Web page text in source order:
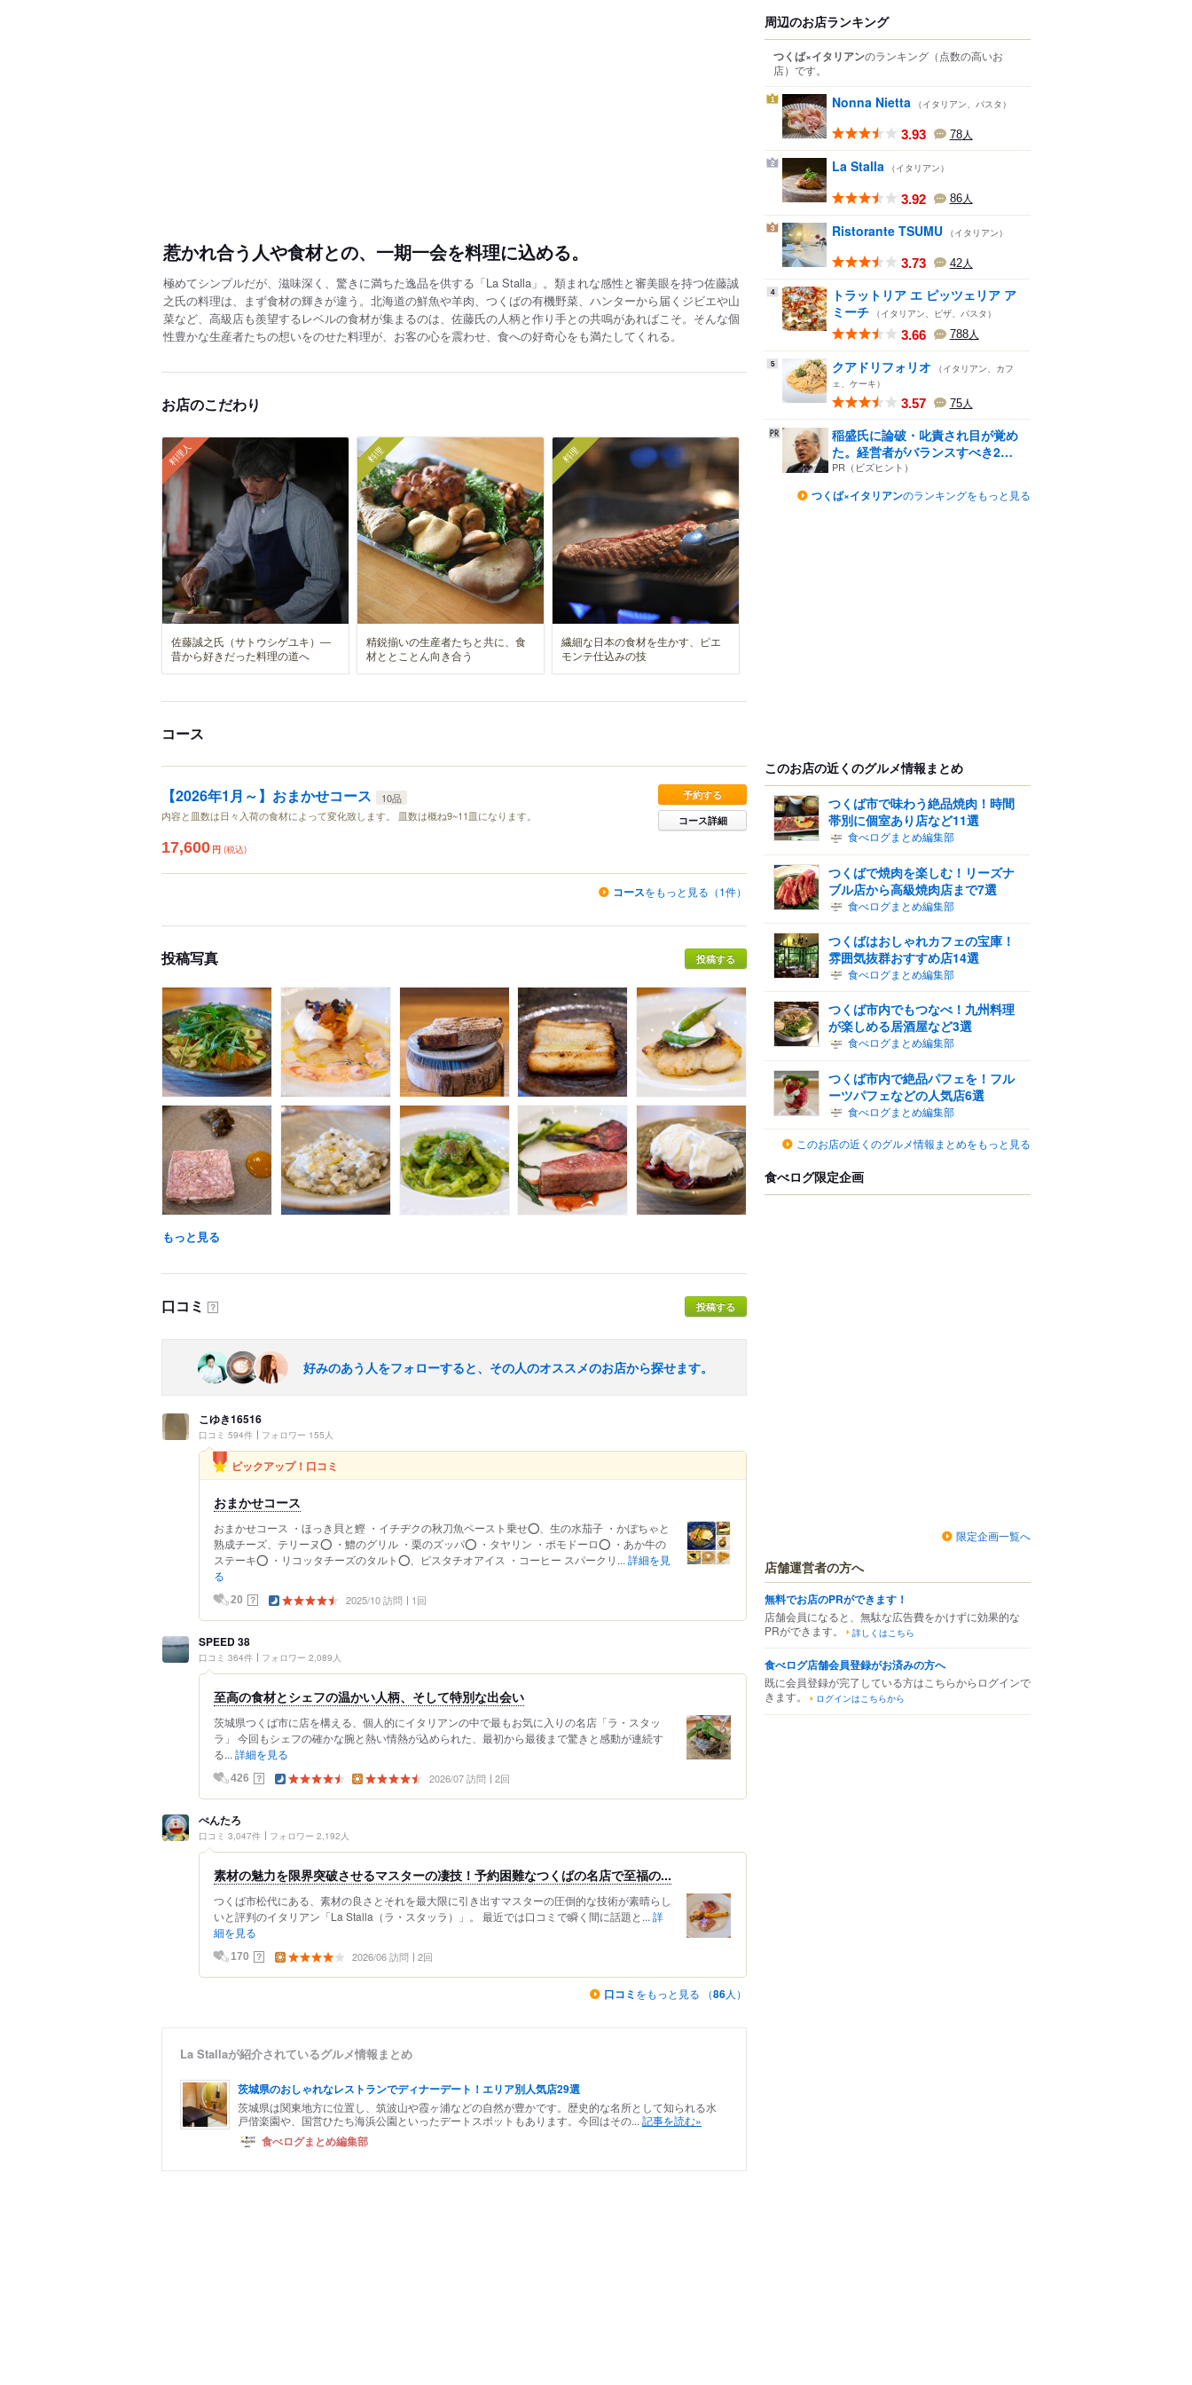
惹かれ合う人や食材との、一期一会を料理に込める。
極めてシンプルだが、滋味深く、驚きに満ちた逸品を供する「La Stalla」。類まれな感性と審美眼を持つ佐藤誠
之氏の料理は、まず食材の輝きが違う。北海道の鮮魚や羊肉、つくばの有機野菜、ハンターから届くジビエや山
菜など、高級店も羨望するレベルの食材が集まるのは、佐藤氏の人柄と作り手との共鳴があればこそ。そんな個
性豊かな生産者たちの想いをのせた料理が、お客の心を震わせ、食への好奇心をも満たしてくれる。
お店のこだわり
料理人
佐藤誠之氏（サトウシゲユキ）―
昔から好きだった料理の道へ
料理
精鋭揃いの生産者たちと共に、食
材ととことん向き合う
料理
繊細な日本の食材を生かす、ピエ
モンテ仕込みの技
コース
【2026年1月～】おまかせコース
10品
内容と皿数は日々入荷の食材によって変化致します。 皿数は概ね9~11皿になります。
予約する
コース詳細
17,600 円 (税込)
コースをもっと見る（1件）
投稿写真 投稿する
もっと見る
口コミ ？ 投稿する
好みのあう人をフォローすると、その人のオススメのお店から探せます。
こゆき16516
口コミ 594件 フォロワー 155人
ピックアップ！口コミ
おまかせコース
おまかせコース ・ほっき貝と鰹 ・イチヂクの秋刀魚ペースト乗せ⭕️、生の水茄子 ・かぼちゃと
熟成チーズ、テリーヌ⭕️ ・鱧のグリル ・栗のズッパ⭕️ ・タヤリン ・ポモドーロ⭕️ ・あか牛の
ステーキ⭕️ ・リコッタチーズのタルト⭕️、ピスタチオアイス ・コーヒー スパークリ... 詳細を見
る
20 ？ 2025/10 訪問 1回
SPEED 38
口コミ 364件 フォロワー 2,089人
至高の食材とシェフの温かい人柄、そして特別な出会い
​茨城県つくば市に店を構える、個人的にイタリアンの中で最もお気に入りの名店「ラ・スタッ
ラ」 今回もシェフの確かな腕と熱い情熱が込められた、最初から最後まで驚きと感動が連続す
る... 詳細を見る
426 ？ 2026/07 訪問 2回
ぺんたろ
口コミ 3,047件 フォロワー 2,192人
素材の魅力を限界突破させるマスターの凄技！予約困難なつくばの名店で至福の...
つくば市松代にある、素材の良さとそれを最大限に引き出すマスターの圧倒的な技術が素晴らし
いと評判のイタリアン「La Stalla（ラ・スタッラ）」。 最近では口コミで瞬く間に話題と... 詳
細を見る
170 ？ 2026/06 訪問 2回
口コミ をもっと見る （86人）
La Stallaが紹介されているグルメ情報まとめ
茨城県のおしゃれなレストランでディナーデート！エリア別人気店29選
茨城県は関東地方に位置し、筑波山や霞ヶ浦などの自然が豊かです。歴史的な名所として知られる水
戸偕楽園や、国営ひたち海浜公園といったデートスポットもあります。今回はその... 記事を読む»
食べログまとめ編集部
周辺のお店ランキング
つくば×イタリアンのランキング （点数の高いお
店） です。
1 Nonna Nietta （イタリアン、パスタ）
3.93 78人
2 La Stalla （イタリアン）
3.92 86人
3 Ristorante TSUMU （イタリアン）
3.73 42人
4
トラットリア エ ピッツェリア ア
ミーチ （イタリアン、ピザ、パスタ）
3.66 788人
5 クアドリフォリオ
（イタリアン、カフ
ェ、ケーキ）
3.57 75人
稲盛氏に論破・叱責され目が覚め
た。経営者がバランスすべき2
つ...
PR（ビズヒント）
つくば×イタリアンのランキングをもっと見る
このお店の近くのグルメ情報まとめ
つくば市で味わう絶品焼肉！時間
帯別に個室あり店など11選
食べログまとめ編集部
つくばで焼肉を楽しむ！リーズナ
ブル店から高級焼肉店まで7選
食べログまとめ編集部
つくばはおしゃれカフェの宝庫！
雰囲気抜群おすすめ店14選
食べログまとめ編集部
つくば市内でもつなべ！九州料理
が楽しめる居酒屋など3選
食べログまとめ編集部
つくば市内で絶品パフェを！フル
ーツパフェなどの人気店6選
食べログまとめ編集部
このお店の近くのグルメ情報まとめをもっと見る
食べログ限定企画
限定企画一覧へ
店舗運営者の方へ
無料でお店のPRができます！
店舗会員になると、無駄な広告費をかけずに効果的な
PRができます。
詳しくはこちら
食べログ店舗会員登録がお済みの方へ
既に会員登録が完了している方はこちらからログインで
きます。
ログインはこちらから